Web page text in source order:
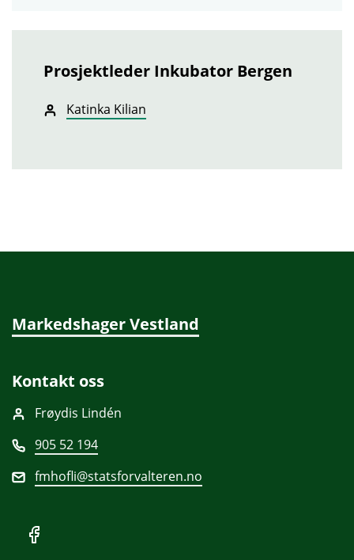
Prosjektleder Inkubator Bergen
Katinka Kilian
Markedshager Vestland
Kontakt oss
Frøydis Lindén
905 52 194
fmhofli@statsforvalteren.no